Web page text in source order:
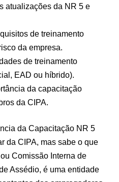
atualizações da NR 5 e
de treinamento
da empresa.
de treinamento
EAD ou híbrido).
da capacitação
da CIPA.
da Capacitação NR 5
da CIPA, mas sabe o que
Comissão Interna de
Assédio, é uma entidade